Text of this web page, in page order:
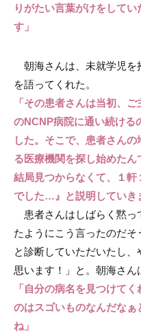
りがたい言葉がけをして
す」
朝海さんは、未就学児を
を語ってくれた。
「その患者さんは当初、
のNCNP病院に通い続ける
した。そこで、患者さん
る医療機関を探し始めた
結局見つからなくて、１軒
でした…』と説明していき
患者さんはしばらく黙っ
たようにこう言ったのだ
と診断していただいたし
思います！」と。朝海さん
「自分の病名を見つけて
のはスゴいものなんだな
ね」